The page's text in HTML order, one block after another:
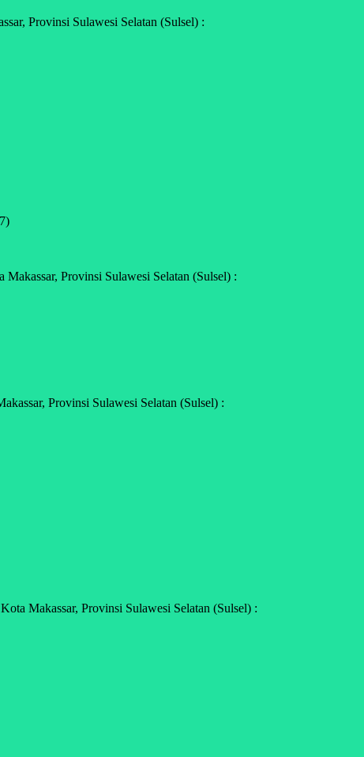
Provinsi Sulawesi Selatan (Sulsel) :
Provinsi Sulawesi Selatan (Sulsel) :
Provinsi Sulawesi Selatan (Sulsel) :
Makassar, Provinsi Sulawesi Selatan (Sulsel) :